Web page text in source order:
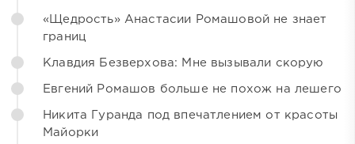
«Щедрость» Анастасии Ромашовой не знает
границ
Клавдия Безверхова: Мне вызывали скорую
Евгений Ромашов больше не похож на лешего
Никита Гуранда под впечатлением от красоты
Майорки